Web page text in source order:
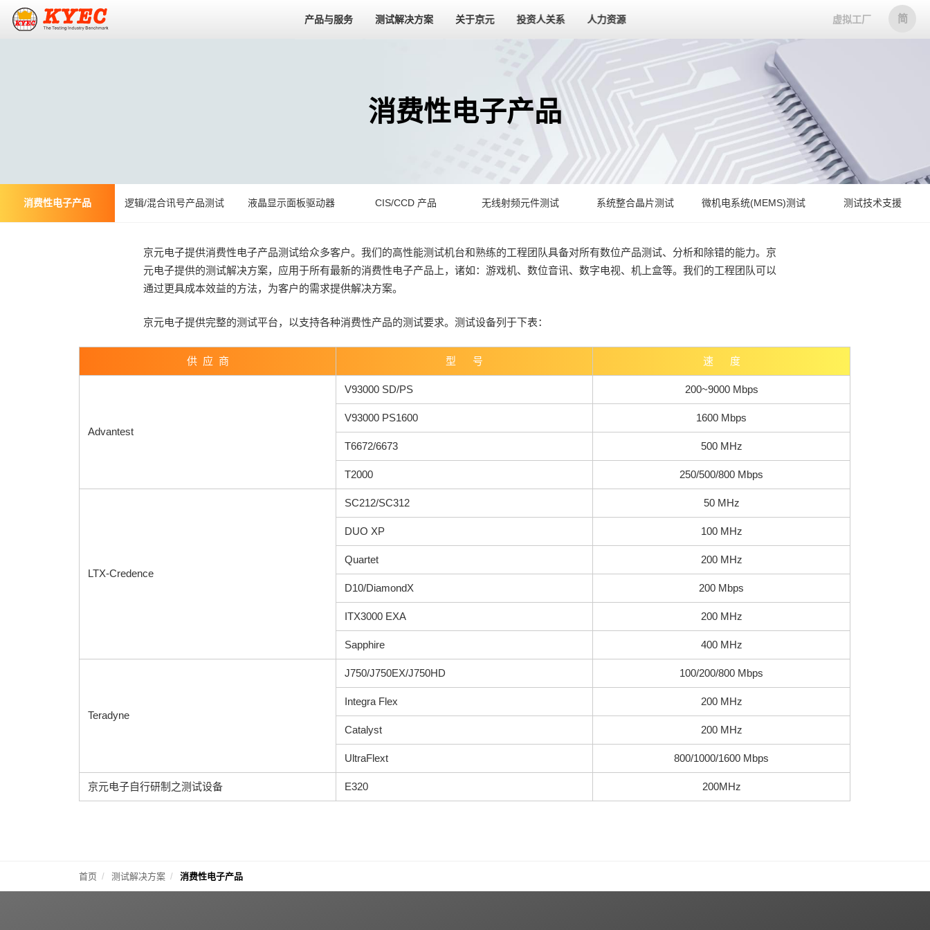
虚拟工厂 简
产品与服务 测试解决方案 关于京元 投资人关系 人力资源
消费性电子产品
消费性电子产品 逻辑/混合讯号产品测试 液晶显示面板驱动器 CIS/CCD 产品 无线射频元件测试 系统整合晶片测试 微机电系统(MEMS)测试 测试技术支援
京元电子提供消费性电子产品测试给众多客户。我们的高性能测试机台和熟练的工程团队具备对所有数位产品测试、分析和除错的能力。京
元电子提供的测试解决方案，应用于所有最新的消费性电子产品上，诸如：游戏机、数位音讯、数字电视、机上盒等。我们的工程团队可以
通过更具成本效益的方法，为客户的需求提供解决方案。
京元电子提供完整的测试平台，以支持各种消费性产品的测试要求。测试设备列于下表：
供 应 商 型 号 速 度
Advantest
V93000 SD/PS 200~9000 Mbps
V93000 PS1600 1600 Mbps
T6672/6673 500 MHz
T2000 250/500/800 Mbps
LTX-Credence
SC212/SC312 50 MHz
DUO XP 100 MHz
Quartet 200 MHz
D10/DiamondX 200 Mbps
ITX3000 EXA 200 MHz
Sapphire 400 MHz
Teradyne
J750/J750EX/J750HD 100/200/800 Mbps
Integra Flex 200 MHz
Catalyst 200 MHz
UltraFlext 800/1000/1600 Mbps
京元电子自行研制之测试设备 E320 200MHz
首页 测试解决方案 消费性电子产品